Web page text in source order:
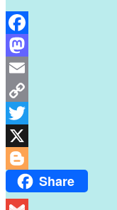
Facebook
Mastodon
Email
Copy
Link
Twitter
X
BloggerShare